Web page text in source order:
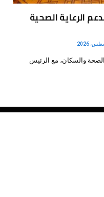
الرعاية الصحية
الصحة والسكان، مع الرئيس